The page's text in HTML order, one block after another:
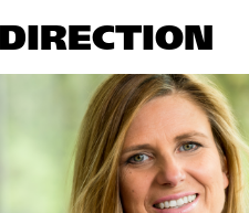
DIRECTION